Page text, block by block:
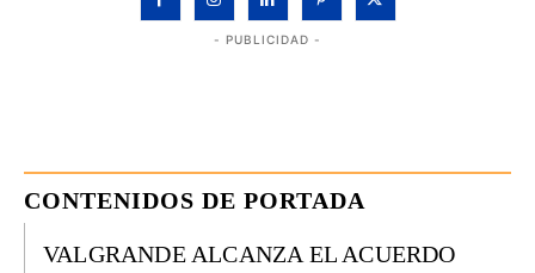
- PUBLICIDAD -
CONTENIDOS DE PORTADA
VALGRANDE ALCANZA EL ACUERDO